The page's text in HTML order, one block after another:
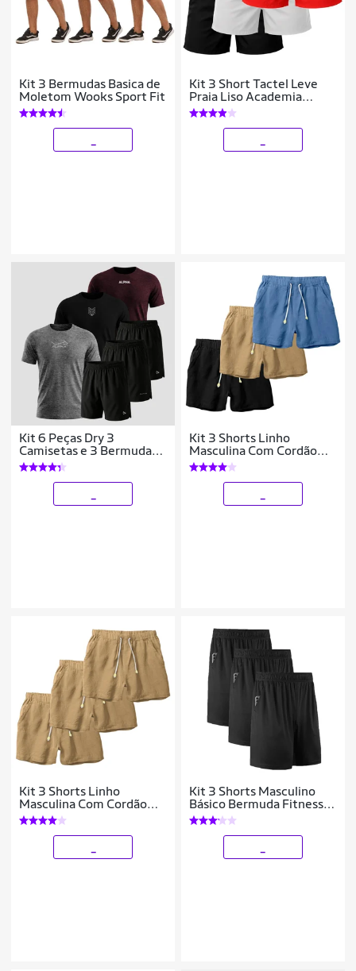
Kit 3 Bermudas Basica de
Moletom Wooks Sport Fit
Kit 3 Short Tactel Leve
Praia Liso Academia
Bermuda Masculina
Kit 6 Peças Dry 3
Camisetas e 3 Bermudas
Alpha
Kit 3 Shorts Linho
Masculina Com Cordão
Bermuda Casual Verão
Kit 3 Shorts Linho
Masculina Com Cordão
Bermuda Casual Verão
Kit 3 Shorts Masculino
Básico Bermuda Fitness
Para Treino Academia
Corrida